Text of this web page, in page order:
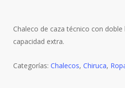
Chaleco de caza técnico con
capacidad extra.
Categorías: Chalecos, Chiruca,